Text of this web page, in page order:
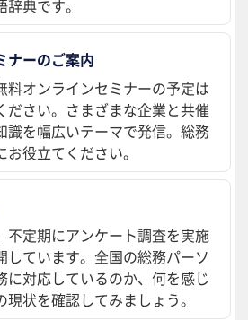
典です。
ナーのご案内
料オンラインセミナーの予定は
ださい。さまざまな企業と共催
識を幅広いテーマで発信。総務
役立てください。
不定期にアンケート調査を実施
しています。全国の総務パーソ
に対応しているのか、何を感じ
状を確認してみましょう。